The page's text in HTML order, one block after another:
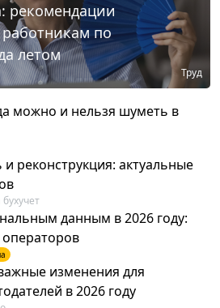
рекомендации
по
летом
Труд
можно и нельзя шуметь в
реконструкция: актуальные
данным в 2026 году:
изменения для
в 2026 году